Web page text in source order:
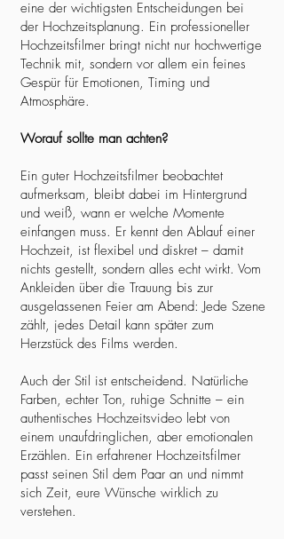
eine der wichtigsten Entscheidungen bei
der Hochzeitsplanung. Ein professioneller
Hochzeitsfilmer bringt nicht nur hochwertige
Technik mit, sondern vor allem ein feines
Gespür für Emotionen, Timing und
Atmosphäre.
Worauf sollte man achten?
Ein guter Hochzeitsfilmer beobachtet
aufmerksam, bleibt dabei im Hintergrund
und weiß, wann er welche Momente
einfangen muss. Er kennt den Ablauf einer
Hochzeit, ist flexibel und diskret – damit
nichts gestellt, sondern alles echt wirkt. Vom
Ankleiden über die Trauung bis zur
ausgelassenen Feier am Abend: Jede Szene
zählt, jedes Detail kann später zum
Herzstück des Films werden.
Auch der Stil ist entscheidend. Natürliche
Farben, echter Ton, ruhige Schnitte – ein
authentisches Hochzeitsvideo lebt von
einem unaufdringlichen, aber emotionalen
Erzählen. Ein erfahrener Hochzeitsfilmer
passt seinen Stil dem Paar an und nimmt
sich Zeit, eure Wünsche wirklich zu
verstehen.